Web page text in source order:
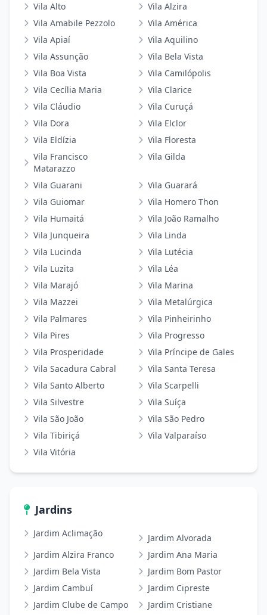
Vila Alto
Vila Alzira
Vila Amabile Pezzolo
Vila América
Vila Apiaí
Vila Aquilino
Vila Assunção
Vila Bela Vista
Vila Boa Vista
Vila Camilópolis
Vila Cecília Maria
Vila Clarice
Vila Cláudio
Vila Curuçá
Vila Dora
Vila Elclor
Vila Eldízia
Vila Floresta
Vila Francisco
Matarazzo
Vila Gilda
Vila Guarani
Vila Guarará
Vila Guiomar
Vila Homero Thon
Vila Humaitá
Vila João Ramalho
Vila Junqueira
Vila Linda
Vila Lucinda
Vila Lutécia
Vila Luzita
Vila Léa
Vila Marajó
Vila Marina
Vila Mazzei
Vila Metalúrgica
Vila Palmares
Vila Pinheirinho
Vila Pires
Vila Progresso
Vila Prosperidade
Vila Príncipe de Gales
Vila Sacadura Cabral
Vila Santa Teresa
Vila Santo Alberto
Vila Scarpelli
Vila Silvestre
Vila Suíça
Vila São João
Vila São Pedro
Vila Tibiriçá
Vila Valparaíso
Vila Vitória
Jardins
Jardim Aclimação
Jardim Alvorada
Jardim Alzira Franco
Jardim Ana Maria
Jardim Bela Vista
Jardim Bom Pastor
Jardim Cambuí
Jardim Cipreste
Jardim Clube de Campo
Jardim Cristiane